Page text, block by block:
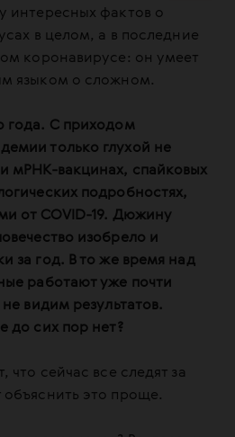
интересных фактов о
в целом, а в последние
коронавирусе: он умеет
языком о сложном.
года. С приходом
только глухой не
мРНК-вакцинах, спайковых
подробностях,
от COVID-19. Дюжину
изобрело и
за год. В то же время над
работают уже почти
видим результатов.
до сих пор нет?
сейчас все следят за
объяснить это проще.